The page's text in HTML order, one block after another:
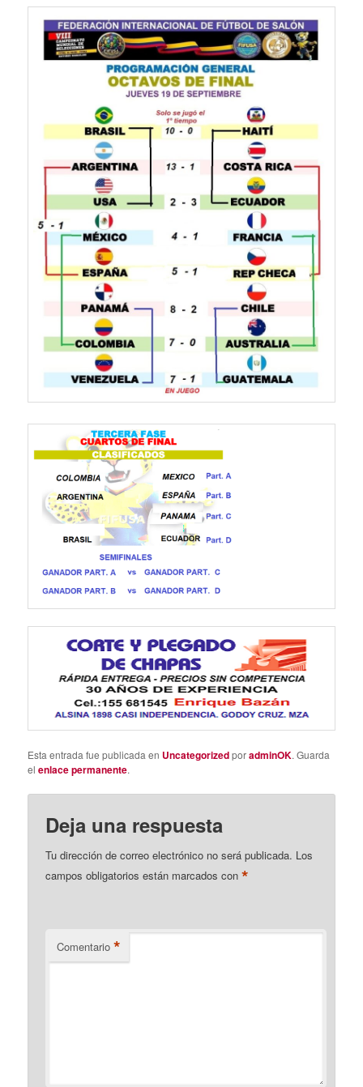
Esta entrada fue publicada en UncategorizedporadminOK. Guarda
elenlace permanente.
Deja una respuesta
Tu dirección de correo electrónico no será publicada. Los
campos obligatorios están marcados con*
Comentario *